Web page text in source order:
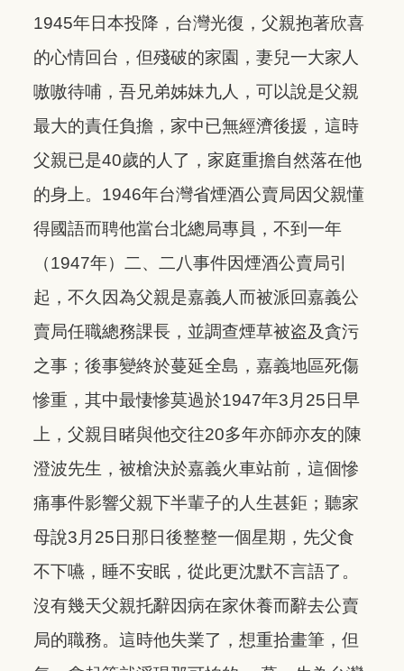
1945年日本投降，台灣光復，父親抱著欣喜
的心情回台，但殘破的家園，妻兒一大家人
嗷嗷待哺，吾兄弟姊妹九人，可以說是父親
最大的責任負擔，家中已無經濟後援，這時
父親已是40歲的人了，家庭重擔自然落在他
的身上。1946年台灣省煙酒公賣局因父親懂
得國語而聘他當台北總局專員，不到一年
（1947年）二、二八事件因煙酒公賣局引
起，不久因為父親是嘉義人而被派回嘉義公
賣局任職總務課長，並調查煙草被盗及貪污
之事；後事變終於蔓延全島，嘉義地區死傷
慘重，其中最悽慘莫過於1947年3月25日早
上，父親目睹與他交往20多年亦師亦友的陳
澄波先生，被槍決於嘉義火車站前，這個慘
痛事件影響父親下半輩子的人生甚鉅；聽家
母說3月25日那日後整整一個星期，先父食
不下嚥，睡不安眠，從此更沈默不言語了。
沒有幾天父親托辭因病在家休養而辭去公賣
局的職務。這時他失業了，想重拾畫筆，但